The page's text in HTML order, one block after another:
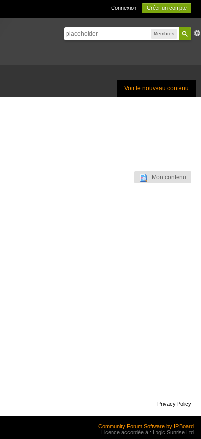
Connexion Créer un compte
Membres
Voir le nouveau contenu
Mon contenu
Privacy Policy
Community Forum Software by IP.Board
Licence accordée à : Logic Sunrise Ltd